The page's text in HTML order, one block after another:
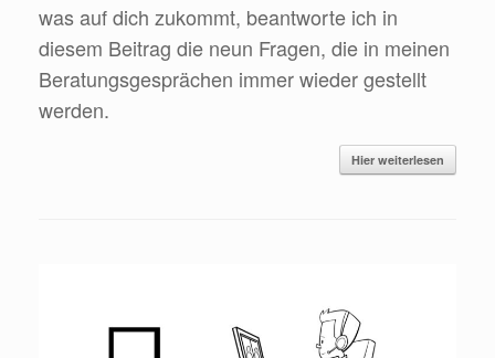
was auf dich zukommt, beantworte ich in
diesem Beitrag die neun Fragen, die in meinen
Beratungsgesprächen immer wieder gestellt
werden.
Hier weiterlesen